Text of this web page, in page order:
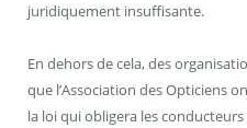
juridiquement insuffisante.
En dehors de cela, des
que l’Association des Opticiens
la loi qui obligera les